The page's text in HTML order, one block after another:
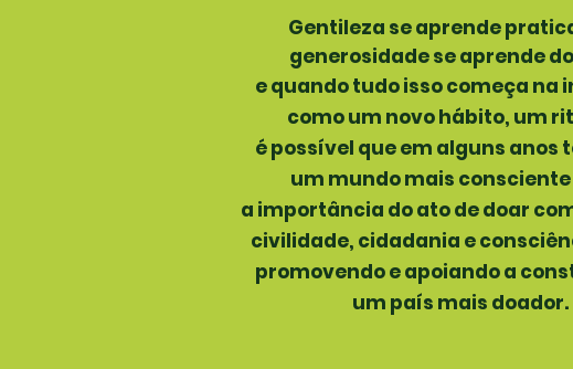
Gentileza se aprende
generosidade se aprende
e quando tudo isso começa na
como um novo hábito, um
é possível que em alguns anos
um mundo mais
a importância do ato de doar
civilidade, cidadania e
promovendo e apoiando a
um país mais doador.